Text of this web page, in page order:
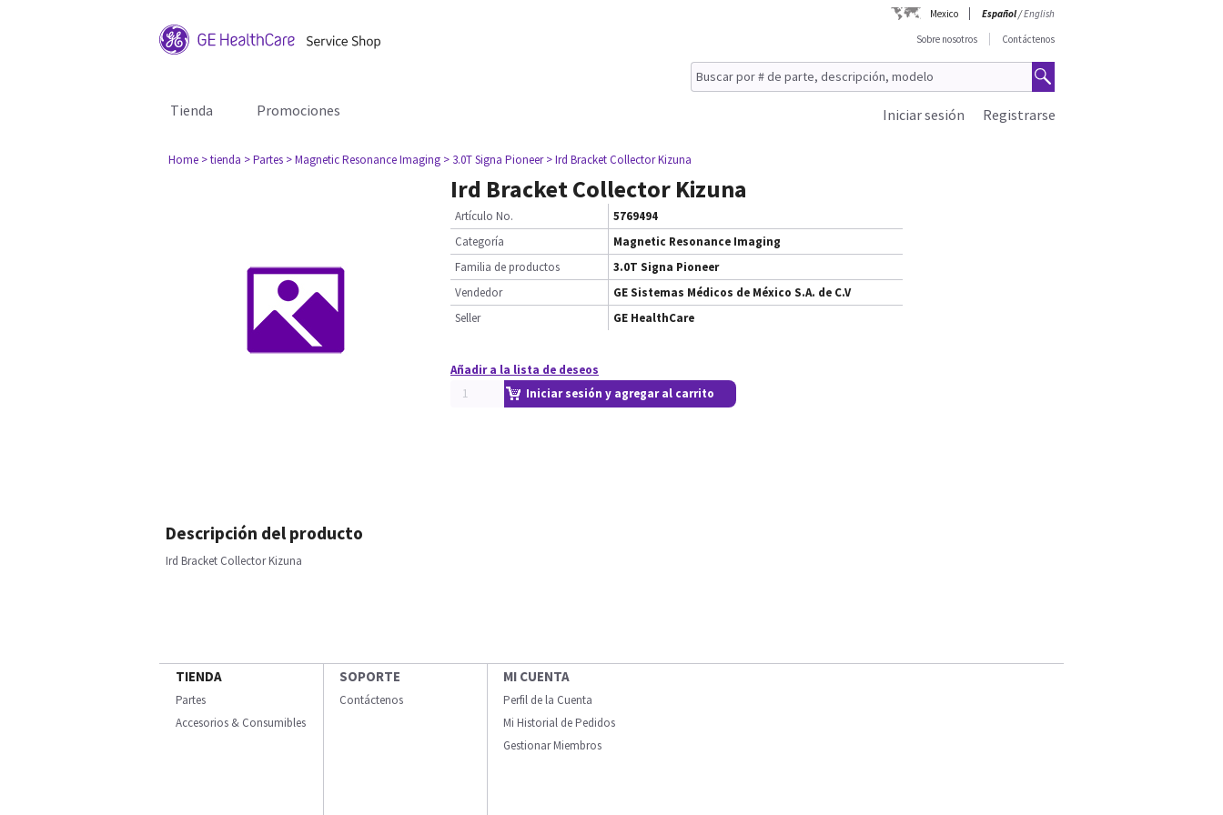
Mexico Español/English
Sobre nosotros
Contáctenos
Tienda Promociones Registrarse
Iniciar sesión
Home > tienda > Partes > Magnetic Resonance Imaging > 3.0T Signa Pioneer > Ird Bracket Collector Kizuna
Ird Bracket Collector Kizuna
Artículo No.
5769494
Categoría
Magnetic Resonance Imaging
Familia de productos
3.0T Signa Pioneer
Vendedor
GE Sistemas Médicos de México S.A. de C.V
Seller
GE HealthCare
Añadir a la lista de deseos
Iniciar sesión y agregar al carrito
Descripción del producto
Ird Bracket Collector Kizuna
TIENDA
Partes
Accesorios & Consumibles
SOPORTE
Contáctenos
MI CUENTA
Perfil de la Cuenta
Mi Historial de Pedidos
Gestionar Miembros